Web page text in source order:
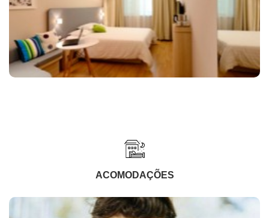
ACOMODAÇÕES